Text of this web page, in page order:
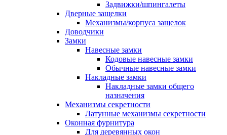
Задвижки/шпингалеты
Дверные защелки
Механизмы/корпуса защелок
Доводчики
Замки
Навесные замки
Кодовые навесные замки
Обычные навесные замки
Накладные замки
Накладные замки общего
назначения
Механизмы секретности
Латунные механизмы секретности
Оконная фурнитура
Для деревянных окон